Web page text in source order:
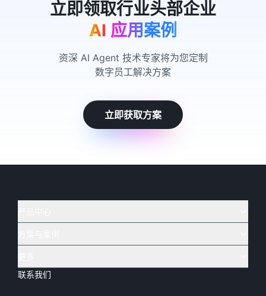
AI 应用案例
资深 AI Agent 技术专家将为您定制
数字员工解决方案
立即获取方案
下载体验
联系我们